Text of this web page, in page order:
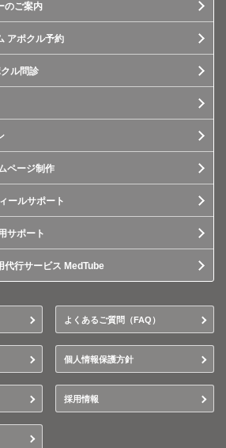
のご案内
アポクル予約
ル問診
ページ制作
ールサポート
サポート
代行サービス MedTube
よくあるご質問（FAQ）
個人情報保護方針
採用情報